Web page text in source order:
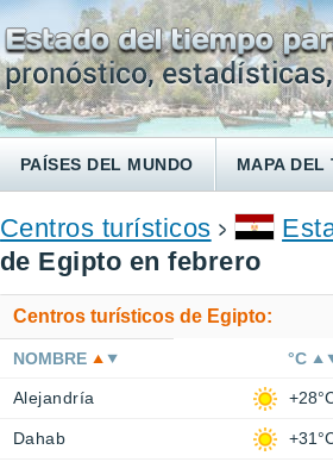
PAÍSES DEL MUNDO MAPA DEL
ENCONTRAR UN HOTEL
Centros turísticos
de Egipto en febrero
Centros turísticos de Egipto:
NOMBRE °C
Alejandría
Dahab